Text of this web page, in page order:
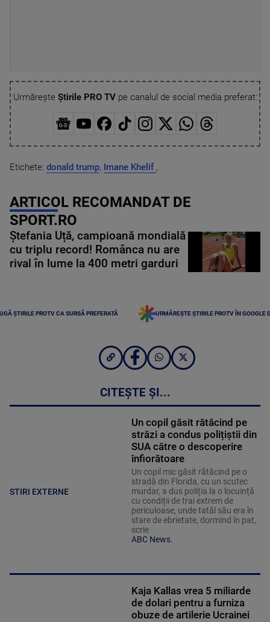
Urmărește Știrile PRO TVpe canalul de social media preferat:
Etichete: donald trump, Imane Khelif ,
ARTICOL RECOMANDAT DE
SPORT.RO
Ștefania Uță, campioană mondială
cu triplu record! Românca nu are
rival în lume la 400 metri garduri
ȘTIRILE PROTV CA SURSĂ PREFERATĂ URMĂREȘTE ȘTIRILE PROTV ÎN GOOGLE
CITEȘTE ȘI...
STIRI EXTERNE
Un copil găsit rătăcind pe
străzi a condus polițiștii din
SUA către o descoperire
înfiorătoare
Un copil mic găsit rătăcind pe o
stradă din Florida, cu un scutec
murdar, a dus poliția la o locuință
cu condiții de trai extrem de
periculoase, unde tatăl său era în
stare de ebrietate, dormind în pat,
scrie
ABC News.
Kaja Kallas vrea 5 miliarde
de dolari pentru a furniza
obuze de artilerie Ucrainei